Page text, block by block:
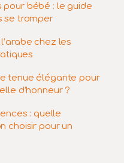
pour bébé : le guide
se tromper
chez les
tenue élégante pour
d’honneur ?
: quelle
choisir pour un